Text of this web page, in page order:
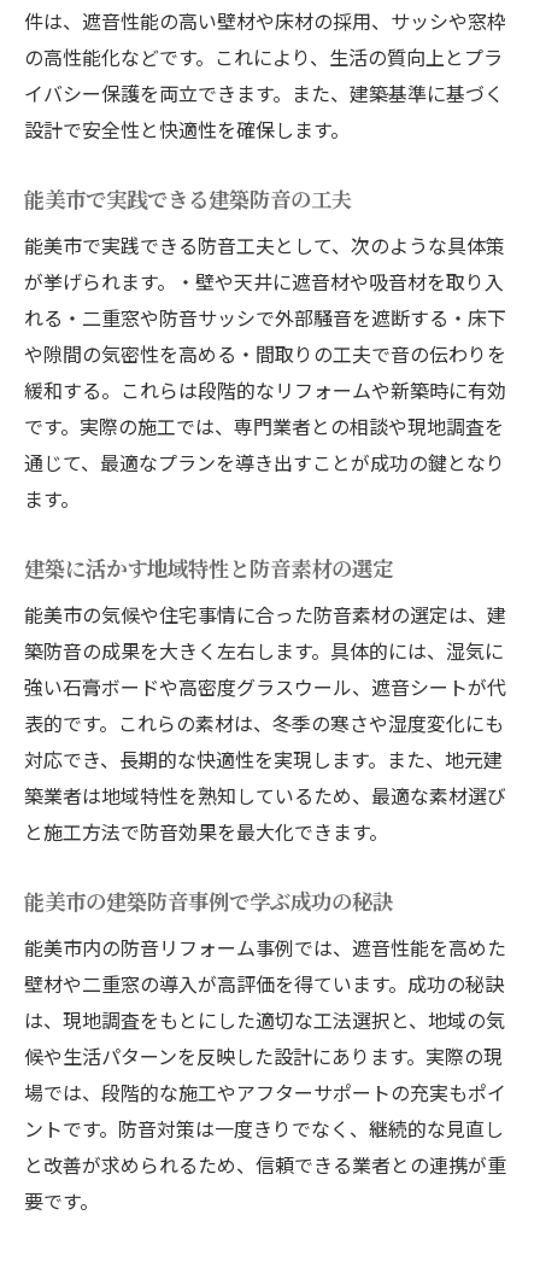
件は、遮音性能の高い壁材や床材の採用、サッシや窓枠
の高性能化などです。これにより、生活の質向上とプラ
イバシー保護を両立できます。また、建築基準に基づく
設計で安全性と快適性を確保します。
能美市で実践できる建築防音の工夫
能美市で実践できる防音工夫として、次のような具体策
が挙げられます。・壁や天井に遮音材や吸音材を取り入
れる・二重窓や防音サッシで外部騒音を遮断する・床下
や隙間の気密性を高める・間取りの工夫で音の伝わりを
緩和する。これらは段階的なリフォームや新築時に有効
です。実際の施工では、専門業者との相談や現地調査を
通じて、最適なプランを導き出すことが成功の鍵となり
ます。
建築に活かす地域特性と防音素材の選定
能美市の気候や住宅事情に合った防音素材の選定は、建
築防音の成果を大きく左右します。具体的には、湿気に
強い石膏ボードや高密度グラスウール、遮音シートが代
表的です。これらの素材は、冬季の寒さや湿度変化にも
対応でき、長期的な快適性を実現します。また、地元建
築業者は地域特性を熟知しているため、最適な素材選び
と施工方法で防音効果を最大化できます。
能美市の建築防音事例で学ぶ成功の秘訣
能美市内の防音リフォーム事例では、遮音性能を高めた
壁材や二重窓の導入が高評価を得ています。成功の秘訣
は、現地調査をもとにした適切な工法選択と、地域の気
候や生活パターンを反映した設計にあります。実際の現
場では、段階的な施工やアフターサポートの充実もポイ
ントです。防音対策は一度きりでなく、継続的な見直し
と改善が求められるため、信頼できる業者との連携が重
要です。